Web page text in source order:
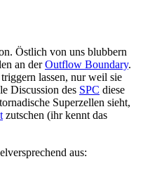
Östlich von uns blubbern
an derOutflow Boundary.
lassen, nur weil sie
Discussion des SPC diese
Superzellen sieht,
zutschen (ihr kennt das
aus: